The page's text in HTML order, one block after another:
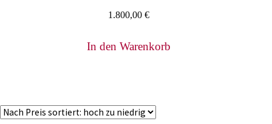
1.800,00 €
In den Warenkorb